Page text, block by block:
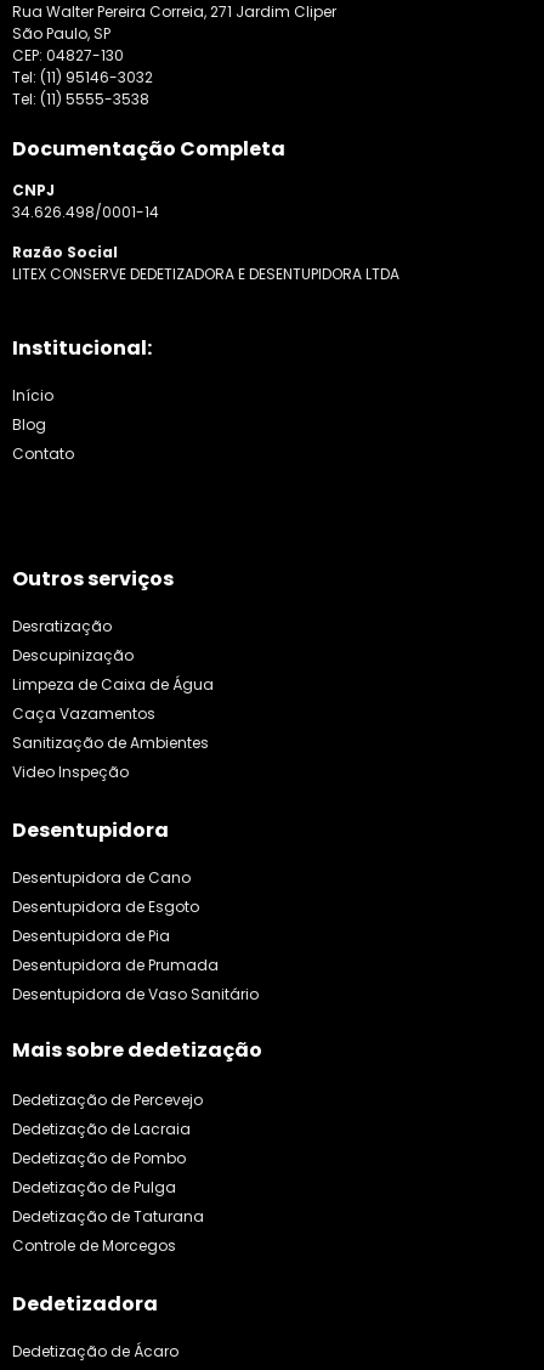
Rua Walter Pereira Correia, 271 Jardim Cliper
São Paulo, SP
CEP: 04827-130
Tel: (11) 95146-3032
Tel: (11) 5555-3538
Documentação Completa
CNPJ
34.626.498/0001-14
Razão Social
LITEX CONSERVE DEDETIZADORA E DESENTUPIDORA LTDA
Institucional:
Início
Blog
Contato
Outros serviços
Desratização
Descupinização
Limpeza de Caixa de Água
Caça Vazamentos
Sanitização de Ambientes
Video Inspeção
Desentupidora
Desentupidora de Cano
Desentupidora de Esgoto
Desentupidora de Pia
Desentupidora de Prumada
Desentupidora de Vaso Sanitário
Mais sobre dedetização
Dedetização de Percevejo
Dedetização de Lacraia
Dedetização de Pombo
Dedetização de Pulga
Dedetização de Taturana
Controle de Morcegos
Dedetizadora
Dedetização de Ácaro